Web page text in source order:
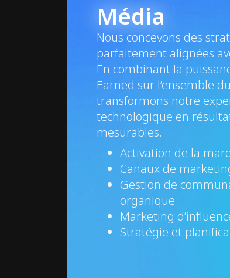
Média
Nous concevons des
parfaitement alignées
En combinant la
Earned sur l’ensemble
transformons notre
technologique en
mesurables.
Activation de la
Canaux de
Gestion de
organique
Marketing
Stratégie et